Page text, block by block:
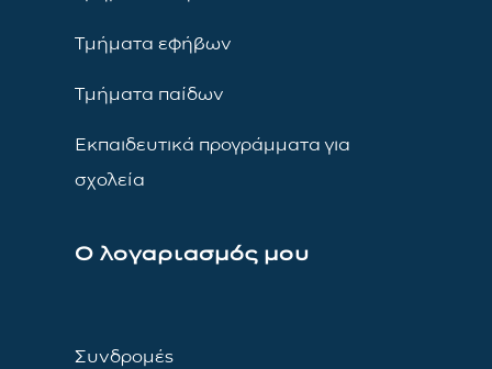
Τμήματα εφήβων
Τμήματα παίδων
Εκπαιδευτικά προγράμματα για
σχολεία
Ο λογαριασμός μου
Συνδρομές